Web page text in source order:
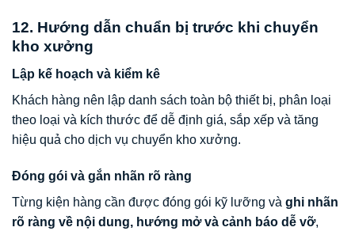
12. Hướng dẫn chuẩn bị trước khi chuyển
kho xưởng
Lập kế hoạch và kiểm kê
Khách hàng nên lập danh sách toàn bộ thiết bị, phân loại
theo loại và kích thước để dễ định giá, sắp xếp và tăng
hiệu quả cho dịch vụ chuyển kho xưởng.
Đóng gói và gắn nhãn rõ ràng
Từng kiện hàng cần được đóng gói kỹ lưỡng và ghi nhãn
rõ ràng về nội dung, hướng mở và cảnh báo dễ vỡ,